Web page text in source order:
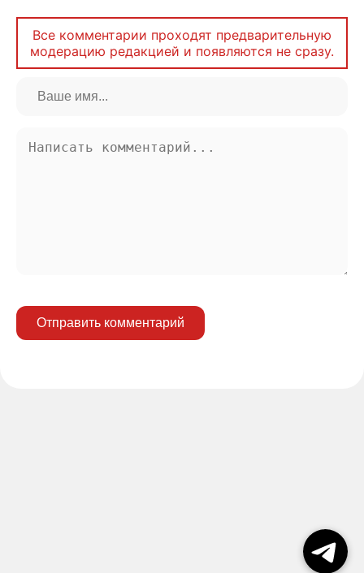
Все комментарии проходят предварительную
модерацию редакцией и появляются не сразу.
Отправить комментарий